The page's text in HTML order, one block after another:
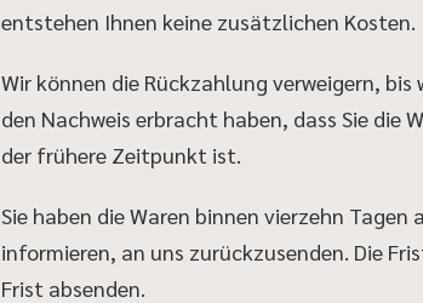
entstehen Ihnen keine zusätzlichen Kosten.
Wir können die Rückzahlung verweigern,
den Nachweis erbracht haben, dass Sie die
der frühere Zeitpunkt ist.
Sie haben die Waren binnen vierzehn
informieren, an uns zurückzusenden. Die
Frist absenden.